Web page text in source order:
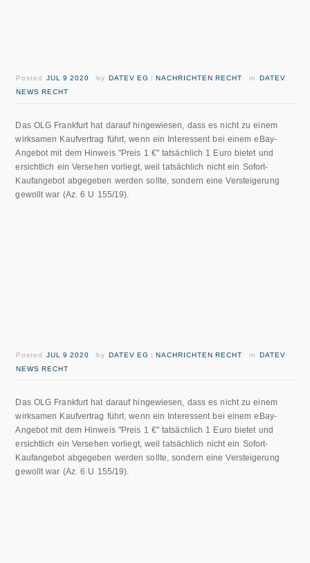
PostedJUL 9 2020 byDATEV EG : NACHRICHTEN RECHT inDATEV
NEWS RECHT
Das OLG Frankfurt hat darauf hingewiesen, dass es nicht zu einem
wirksamen Kaufvertrag führt, wenn ein Interessent bei einem eBay-
Angebot mit dem Hinweis "Preis 1 €" tatsächlich 1 Euro bietet und
ersichtlich ein Versehen vorliegt, weil tatsächlich nicht ein Sofort-
Kaufangebot abgegeben werden sollte, sondern eine Versteigerung
gewollt war (Az. 6 U 155/19).
PostedJUL 9 2020 byDATEV EG : NACHRICHTEN RECHT inDATEV
NEWS RECHT
Das OLG Frankfurt hat darauf hingewiesen, dass es nicht zu einem
wirksamen Kaufvertrag führt, wenn ein Interessent bei einem eBay-
Angebot mit dem Hinweis "Preis 1 €" tatsächlich 1 Euro bietet und
ersichtlich ein Versehen vorliegt, weil tatsächlich nicht ein Sofort-
Kaufangebot abgegeben werden sollte, sondern eine Versteigerung
gewollt war (Az. 6 U 155/19).